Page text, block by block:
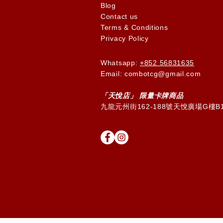
Blog
Contact us
Terms & Conditions
Privacy Policy
Whatsapp: +852 56831635
Email: combotcg@gmail.com
「天悅店」 限量卡牌商品
九龍元州街162-188號天悅廣場G樓